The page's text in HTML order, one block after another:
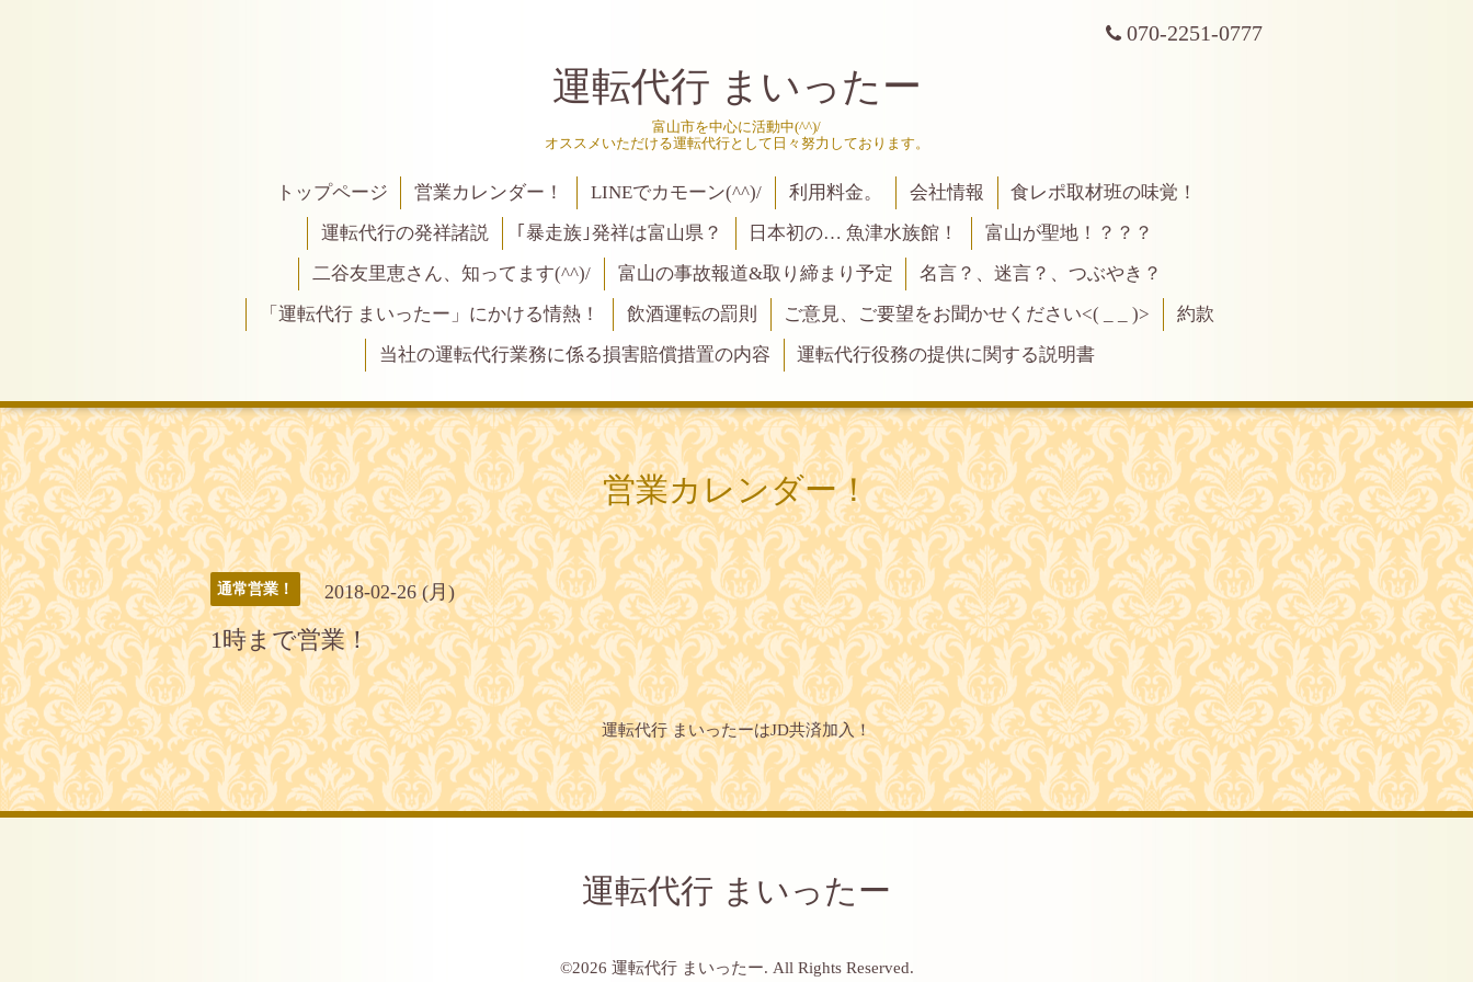
070-2251-0777
運転代行 まいったー
富山市を中心に活動中(^^)/
オススメいただける運転代行として日々努力しております。
トップページ 営業カレンダー！ LINEでカモーン(^^)/ 利用料金。 会社情報
食レポ取材班の味覚！
運転代行の発祥諸説
｢暴走族｣発祥は富山県？ 日本初の… 魚津水族館！
富山が聖地！？？？
二谷友里恵さん、知ってます(^^)/
富山の事故報道&取り締まり予定
名言？、迷言？、つぶやき？
「運転代行 まいったー」にかける情熱！
飲酒運転の罰則 ご意見、ご要望をお聞かせください<( _ _ )>
約款
当社の運転代行業務に係る損害賠償措置の内容
運転代行役務の提供に関する説明書
営業カレンダー！
通常営業！ 2018-02-26 (月)
1時まで営業！
運転代行 まいったーはJD共済加入！
運転代行 まいったー
©2026 運転代行 まいったー. All Rights Reserved.